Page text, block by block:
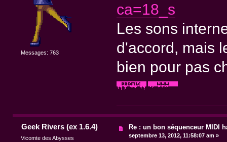
Messages: 763
ca=18_s
Les sons
d'accord, mais
bien pour pas
Geek Rivers (ex 1.6.4)
Vicomte des Abysses
Re : un bon séquenceur MIDI
septembre 13, 2012, 11:58:07 am »